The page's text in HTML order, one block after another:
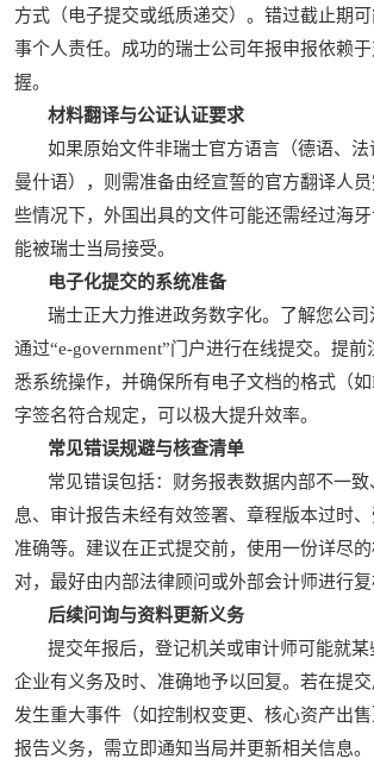
方式（电子提交或纸质递交）。错过截止期
事个人责任。成功的瑞士公司年报申报依赖
握。
材料翻译与公证认证要求
如果原始文件非瑞士官方语言（德语、法
曼什语），则需准备由经宣誓的官方翻译人
些情况下，外国出具的文件可能还需经过海
能被瑞士当局接受。
电子化提交的系统准备
瑞士正大力推进政务数字化。了解您公司
通过“e-government”门户进行在线提交。提
悉系统操作，并确保所有电子文档的格式（
字签名符合规定，可以极大提升效率。
常见错误规避与核查清单
常见错误包括：财务报表数据内部不一致
息、审计报告未经有效签署、章程版本过时
准确等。建议在正式提交前，使用一份详尽
对，最好由内部法律顾问或外部会计师进行复
后续问询与资料更新义务
提交年报后，登记机关或审计师可能就某
企业有义务及时、准确地予以回复。若在提
发生重大事件（如控制权变更、核心资产出
报告义务，需立即通知当局并更新相关信息。